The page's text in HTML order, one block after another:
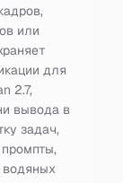
или
для
2.7,
вывода в
задач,